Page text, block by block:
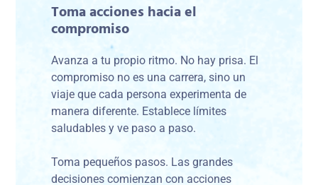
Toma acciones hacia el
compromiso
Avanza a tu propio ritmo. No hay prisa. El
compromiso no es una carrera, sino un
viaje que cada persona experimenta de
manera diferente. Establece límites
saludables y ve paso a paso.
Toma pequeños pasos. Las grandes
decisiones comienzan con acciones